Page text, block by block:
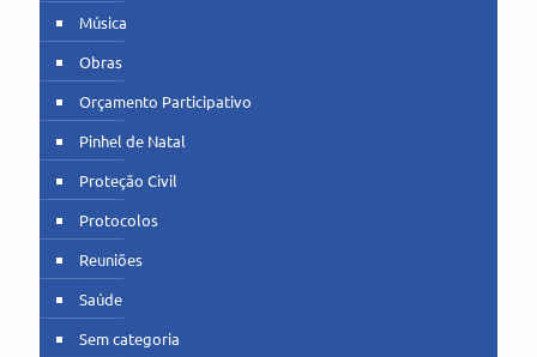
Música
Obras
Orçamento Participativo
Pinhel de Natal
Proteção Civil
Protocolos
Reuniões
Saúde
Sem categoria